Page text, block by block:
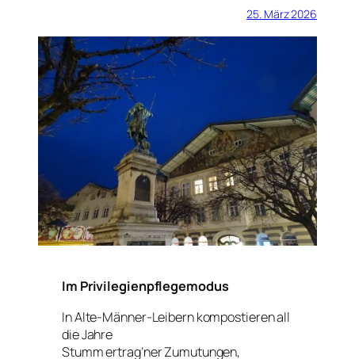
25. März 2026
Im Privilegienpflegemodus
In Alte-Männer-Leibern kompostieren all
die Jahre
Stumm ertrag’ner Zumutungen,